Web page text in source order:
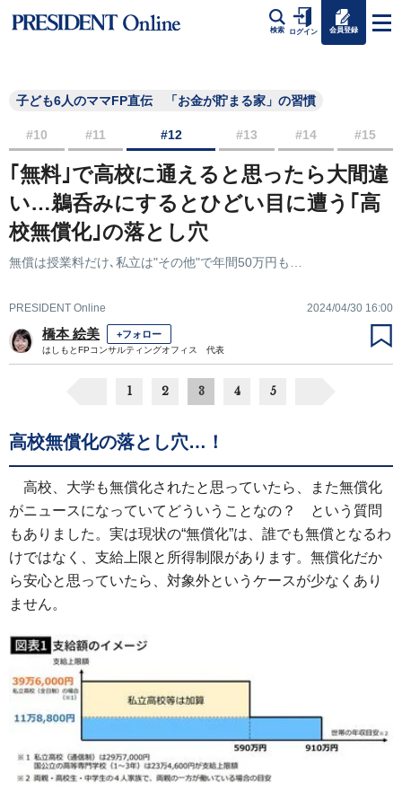
検索 ログイン 会員登録
子ども6人のママFP直伝 「お金が貯まる家」の習慣
#10 #11 #12 #13 #14 #15
｢無料｣で高校に通えると思ったら大間違
い…鵜呑みにするとひどい目に遭う｢高
校無償化｣の落とし穴
無償は授業料だけ､私立は"その他"で年間50万円も…
PRESIDENT Online 2024/04/30 16:00
橋本 絵美 +フォロー
はしもとFPコンサルティングオフィス 代表
1 2 3 4 5
高校無償化の落とし穴…！
高校、大学も無償化されたと思っていたら、また無償化
がニュースになっていてどういうことなの？ という質問
もありました。実は現状の“無償化”は、誰でも無償となるわ
けではなく、支給上限と所得制限があります。無償化だか
ら安心と思っていたら、対象外というケースが少なくあり
ません。